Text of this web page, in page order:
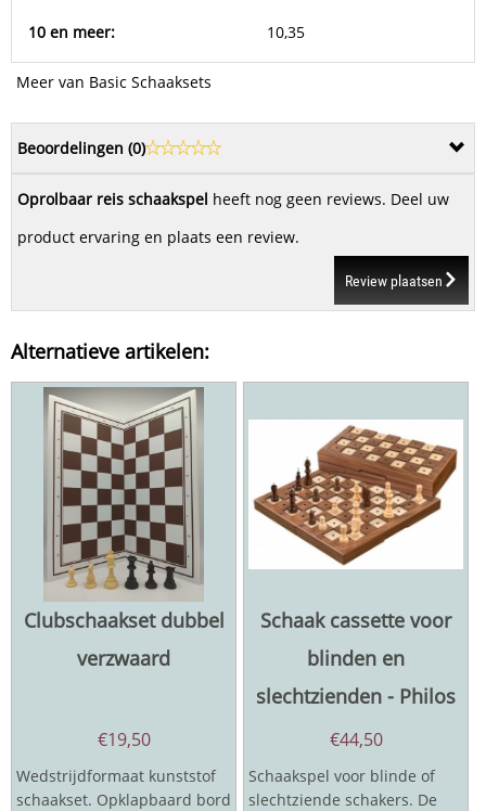
10 en meer: 10,35
Meer van Basic Schaaksets
Beoordelingen (0)
Oprolbaar reis schaakspel heeft nog geen reviews. Deel uw
product ervaring en plaats een review.
Review plaatsen
Alternatieve artikelen:
Clubschaakset dubbel
verzwaard
€19,50
Wedstrijdformaat kunststof
schaakset. Opklapbaard bord
Schaak cassette voor
blinden en
slechtzienden - Philos
€44,50
Schaakspel voor blinde of
slechtziende schakers. De